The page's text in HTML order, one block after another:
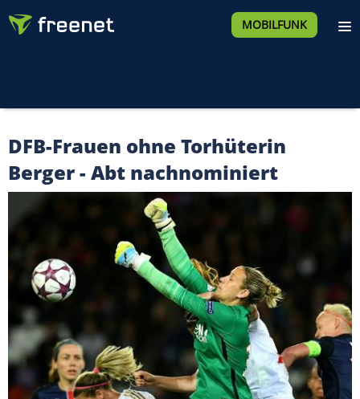
MOBILFUNK
DFB-Frauen ohne Torhüterin
Berger - Abt nachnominiert